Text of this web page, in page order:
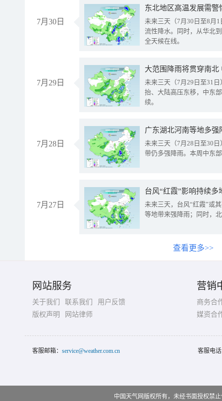
7月30日
东北地区高温发展需
未来三天（7月30日至8月
流性降水。同时，从华北
全天候在线。
7月29日
大范围降雨将贯穿南
未来三天（7月29日至31
抬、大陆高压东移，中东
续。
7月28日
广东湖北河南等地多
未来三天（7月28日至30
带仍多强降雨。本周中东
7月27日
台风“红霞”影响持续
未来三天，台风“红霞”或
等地带来强降雨；同时，
查看更多>>
网站服务
关于我们 联系我们
用户反馈
版权声明
网站律师
营销
商务合
媒资合
客服邮箱： service@weather.com.cn 客服电
中国天气网版权所有，未经书面授权